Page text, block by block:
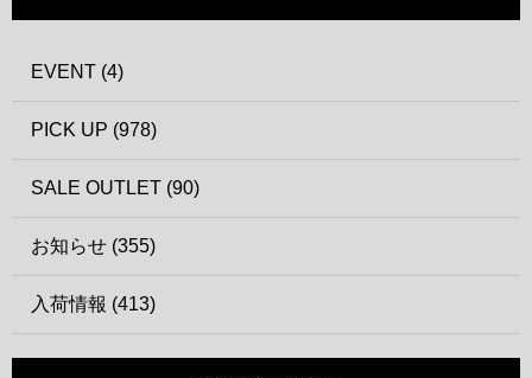
EVENT (4)
PICK UP (978)
SALE OUTLET (90)
お知らせ (355)
入荷情報 (413)